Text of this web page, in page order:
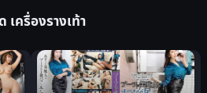
เครื่องรางเท้า